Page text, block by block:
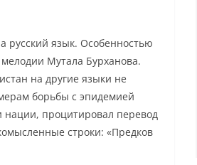
русский язык. Особенностью
мелодии Мутала Бурханова.
на другие языки не
борьбы с эпидемией
нации, процитировал перевод
строки: «Предков